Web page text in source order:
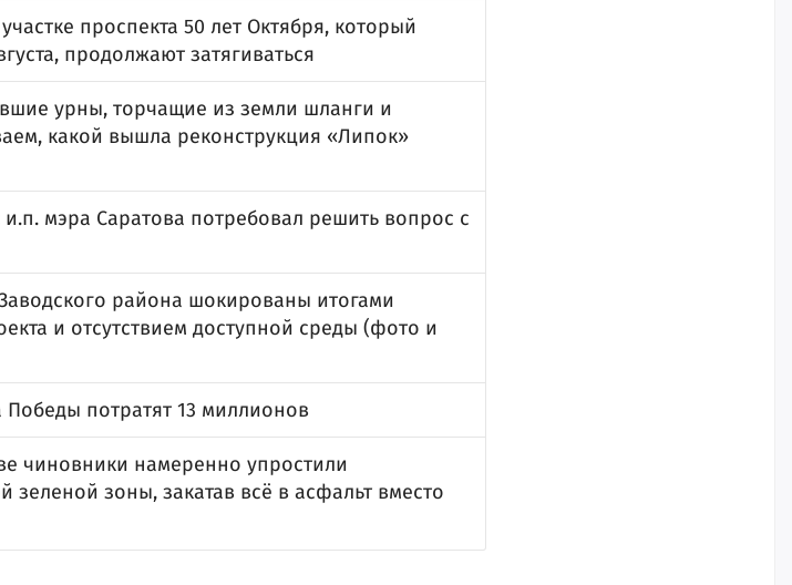
проспекта 50 лет Октября, который
продолжают затягиваться
урны, торчащие из земли шланги и
какой вышла реконструкция «Липок»
и.п. мэра Саратова потребовал решить вопрос с
района шокированы итогами
и отсутствием доступной среды (фото и
потратят 13 миллионов
чиновники намеренно упростили
зеленой зоны, закатав всё в асфальт вместо